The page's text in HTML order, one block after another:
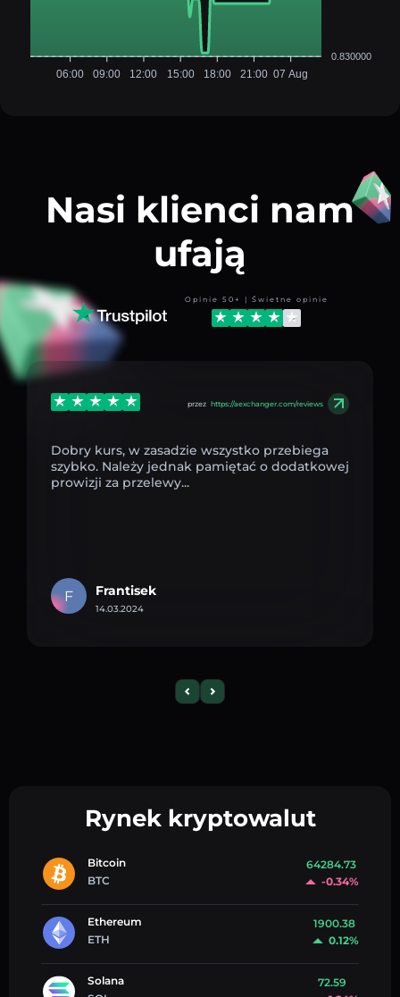
0.830000
06:00 09:00 12:00 15:00 18:00 21:00 07 Aug
Nasi klienci nam
ufają
Opinie 50+ | Świetne opinie
przez https://aexchanger.com/reviews
Dobry kurs, w zasadzie wszystko przebiega
szybko. Należy jednak pamiętać o dodatkowej
prowizji za przelewy...
F Frantisek
14.03.2024
Rynek kryptowalut
Bitcoin
BTC
64284.73
-0.34%
Ethereum
ETH
1900.38
0.12%
Solana
72.59